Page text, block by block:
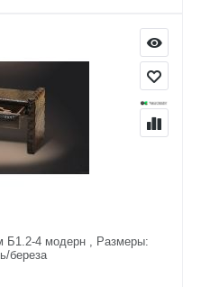
Б1.2-4 модерн , Размеры:
береза